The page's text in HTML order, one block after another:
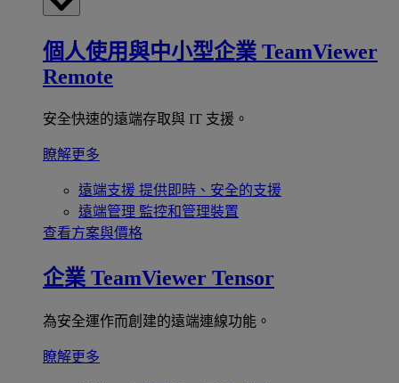
個人使用與中小型企業 TeamViewer
Remote
安全快速的遠端存取與 IT 支援。
瞭解更多
遠端支援 提供即時、安全的支援
遠端管理 監控和管理裝置
查看方案與價格
企業 TeamViewer Tensor
為安全運作而創建的遠端連線功能。
瞭解更多